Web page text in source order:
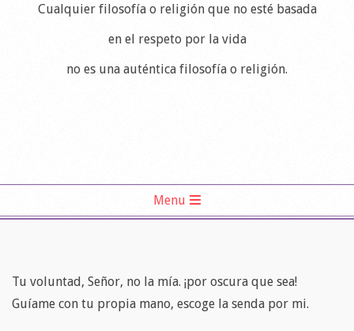
Cualquier filosofía o religión que no esté basada
en el respeto por la vida
no es una auténtica filosofía o religión.
Navigation
Menu
Tu voluntad, Señor, no la mía. ¡por oscura que sea!
Guíame con tu propia mano, escoge la senda por mi.